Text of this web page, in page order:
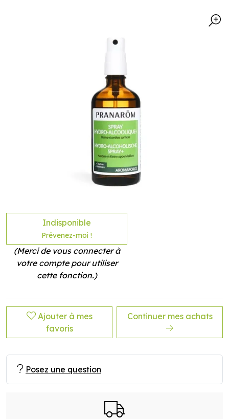
Indisponible
Prévenez-moi !
(Merci de vous connecter à
votre compte pour utiliser
cette fonction.)
Ajouter à mes
favoris
Continuer mes achats
Posez une question